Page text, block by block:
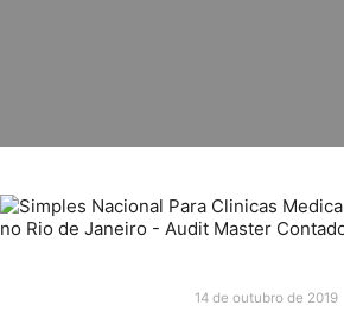
14 de outubro de 2019